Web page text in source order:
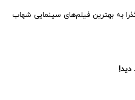
به بهترین فیلم‌های سینمایی شهاب